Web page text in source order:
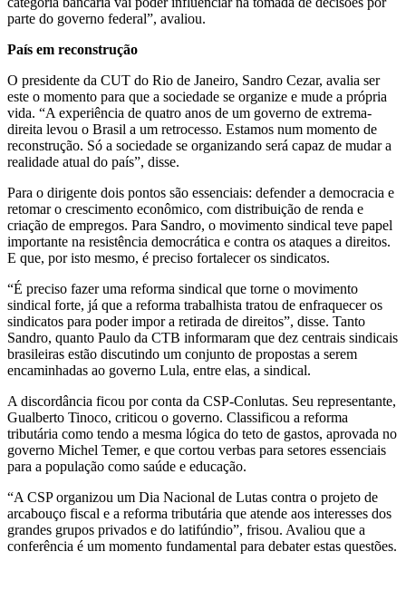
parte do governo federal”, avaliou.
País em reconstrução
O presidente da CUT do Rio de Janeiro, Sandro Cezar, avalia ser
este o momento para que a sociedade se organize e mude a própria
vida. “A experiência de quatro anos de um governo de extrema-
direita levou o Brasil a um retrocesso. Estamos num momento de
reconstrução. Só a sociedade se organizando será capaz de mudar a
realidade atual do país”, disse.
Para o dirigente dois pontos são essenciais: defender a democracia e
retomar o crescimento econômico, com distribuição de renda e
criação de empregos. Para Sandro, o movimento sindical teve papel
importante na resistência democrática e contra os ataques a direitos.
E que, por isto mesmo, é preciso fortalecer os sindicatos.
“É preciso fazer uma reforma sindical que torne o movimento
sindical forte, já que a reforma trabalhista tratou de enfraquecer os
sindicatos para poder impor a retirada de direitos”, disse. Tanto
Sandro, quanto Paulo da CTB informaram que dez centrais sindicais
brasileiras estão discutindo um conjunto de propostas a serem
encaminhadas ao governo Lula, entre elas, a sindical.
A discordância ficou por conta da CSP-Conlutas. Seu representante,
Gualberto Tinoco, criticou o governo. Classificou a reforma
tributária como tendo a mesma lógica do teto de gastos, aprovada no
governo Michel Temer, e que cortou verbas para setores essenciais
para a população como saúde e educação.
“A CSP organizou um Dia Nacional de Lutas contra o projeto de
arcabouço fiscal e a reforma tributária que atende aos interesses dos
grandes grupos privados e do latifúndio”, frisou. Avaliou que a
conferência é um momento fundamental para debater estas questões.